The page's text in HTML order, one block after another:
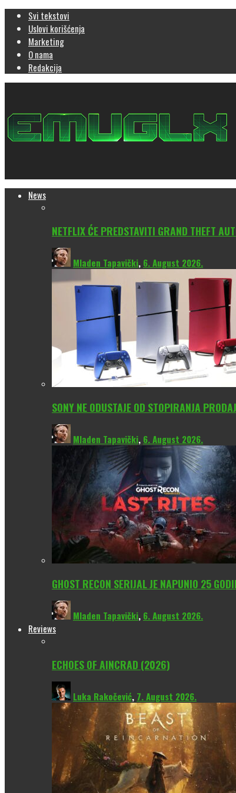
Svi tekstovi
Uslovi korišćenja
Marketing
O nama
Redakcija
News
NETFLIX ĆE PREDSTAVITI GRAND THEFT
Mladen Tapavički, 6. August 2026.
SONY NE ODUSTAJE OD STOPIRANJA
Mladen Tapavički, 6. August 2026.
GHOST RECON SERIJAL JE NAPUNIO 25
Mladen Tapavički, 6. August 2026.
Reviews
ECHOES OF AINCRAD (2026)
Luka Rakočević, 7. August 2026.